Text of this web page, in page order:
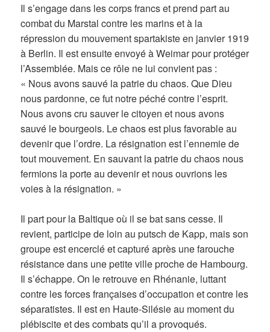
Il s’engage dans les corps francs et prend part au
combat du Marstal contre les marins et à la
répression du mouvement spartakiste en janvier 1919
à Berlin. Il est ensuite envoyé à Weimar pour protéger
l’Assemblée. Mais ce rôle ne lui convient pas :
« Nous avons sauvé la patrie du chaos. Que Dieu
nous pardonne, ce fut notre péché contre l’esprit.
Nous avons cru sauver le citoyen et nous avons
sauvé le bourgeois. Le chaos est plus favorable au
devenir que l’ordre. La résignation est l’ennemie de
tout mouvement. En sauvant la patrie du chaos nous
fermions la porte au devenir et nous ouvrions les
voies à la résignation. »
Il part pour la Baltique où il se bat sans cesse. Il
revient, participe de loin au putsch de Kapp, mais son
groupe est encerclé et capturé après une farouche
résistance dans une petite ville proche de Hambourg.
Il s’échappe. On le retrouve en Rhénanie, luttant
contre les forces françaises d’occupation et contre les
séparatistes. Il est en Haute-Silésie au moment du
plébiscite et des combats qu’il a provoqués.